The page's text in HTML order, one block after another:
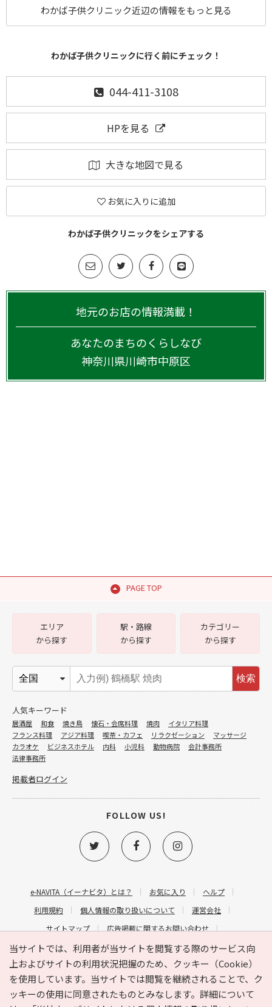
わかば子供クリニック近辺の情報をもっと見る
わかば子供クリニックに行く前にチェック！
044-411-3108
HPを見る
大きな地図で見る
お気に入りに追加
わかば子供クリニックをシェアする
地元のお店の情報満載！
あなたのまちのくらしなび
神奈川県川崎市中原区
PAGE TOP
当サイトでは、利用者が当サイトを閲覧する際のサービス向
上およびサイトの利用状況把握のため、クッキー（Cookie）
を使用しています。当サイトでは閲覧を継続されることで、ク
ッキーの使用に同意されたものとみなします。詳細について
e-NAVITA（イーナビタ）とは？ お気に入り
ヘルプ
利用規約
個人情報の取り扱いについて
運営会社
サイトマップ
広告掲載に関するお問い合わせ
サイトの内容に関するお問い合わせ
エリア
から探す
駅・路線
から探す
カテゴリー
から探す
検索
人気キーワード
居酒屋 和食 焼き鳥 懐石・会席料理 焼肉
イタリア料理
フランス料理
アジア料理 喫茶・カフェ リラクゼーション
マッサージ
カラオケ
ビジネスホテル 内科 小児科 動物病院
会計事務所
法律事務所
掲載者ログイン
FOLLOW US!